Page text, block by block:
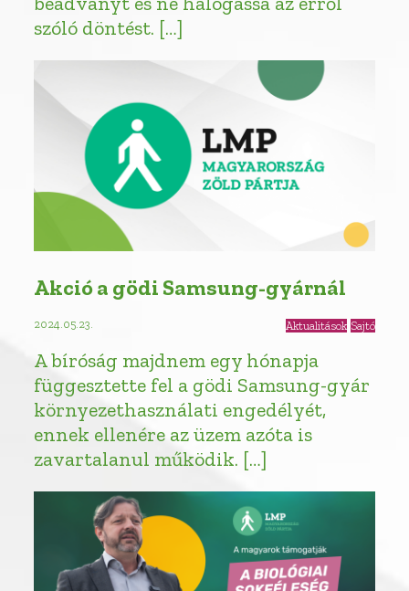
szóló döntést. […]
Akció a gödi Samsung-gyárnál
2024.05.23. Aktualitások Sajtó
A bíróság majdnem egy hónapja
függesztette fel a gödi Samsung-gyár
környezethasználati engedélyét,
ennek ellenére az üzem azóta is
zavartalanul működik. […]